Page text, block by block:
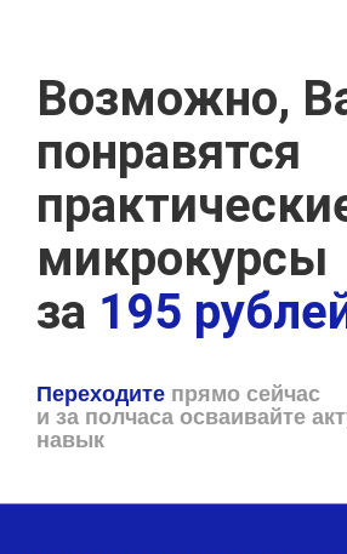
Возможно,
понравятся
микрокурсы
за 195
Переходите прямо сейчас
и за полчаса осваивайте
навык